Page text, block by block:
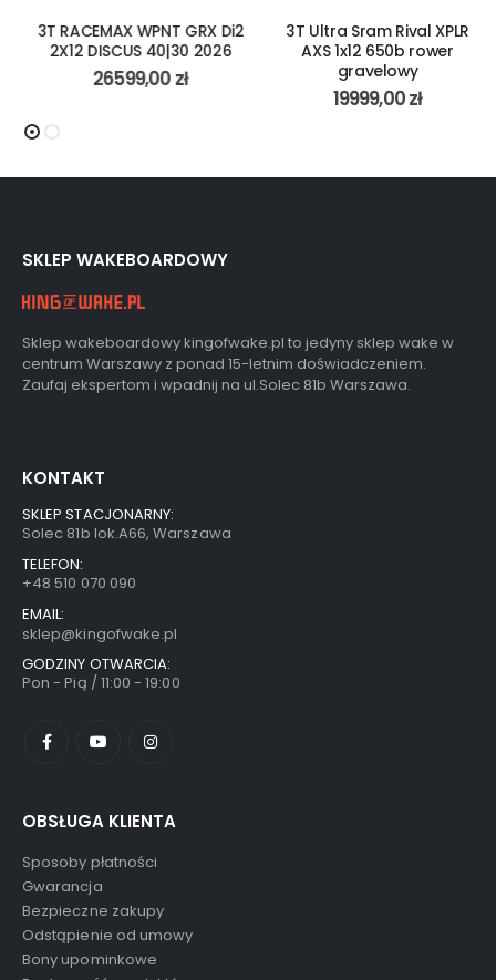
3T RACEMAX WPNT GRX Di2
2X12 DISCUS 40|30 2026
26599,00zł
3T Ultra Sram Rival XPLR
AXS 1x12 650b rower
gravelowy
19999,00zł
SKLEP WAKEBOARDOWY
Sklep wakeboardowy kingofwake.pl to jedyny sklep wake w
centrum Warszawy z ponad 15-letnim doświadczeniem.
Zaufaj ekspertom i wpadnij na ul.Solec 81b Warszawa.
KONTAKT
SKLEP STACJONARNY:
Solec 81b lok.A66, Warszawa
TELEFON:
+48 510 070 090
EMAIL:
sklep@kingofwake.pl
GODZINY OTWARCIA:
Pon - Pią / 11:00 - 19:00
OBSŁUGA KLIENTA
Sposoby płatności
Gwarancja
Bezpieczne zakupy
Odstąpienie od umowy
Bony upominkowe